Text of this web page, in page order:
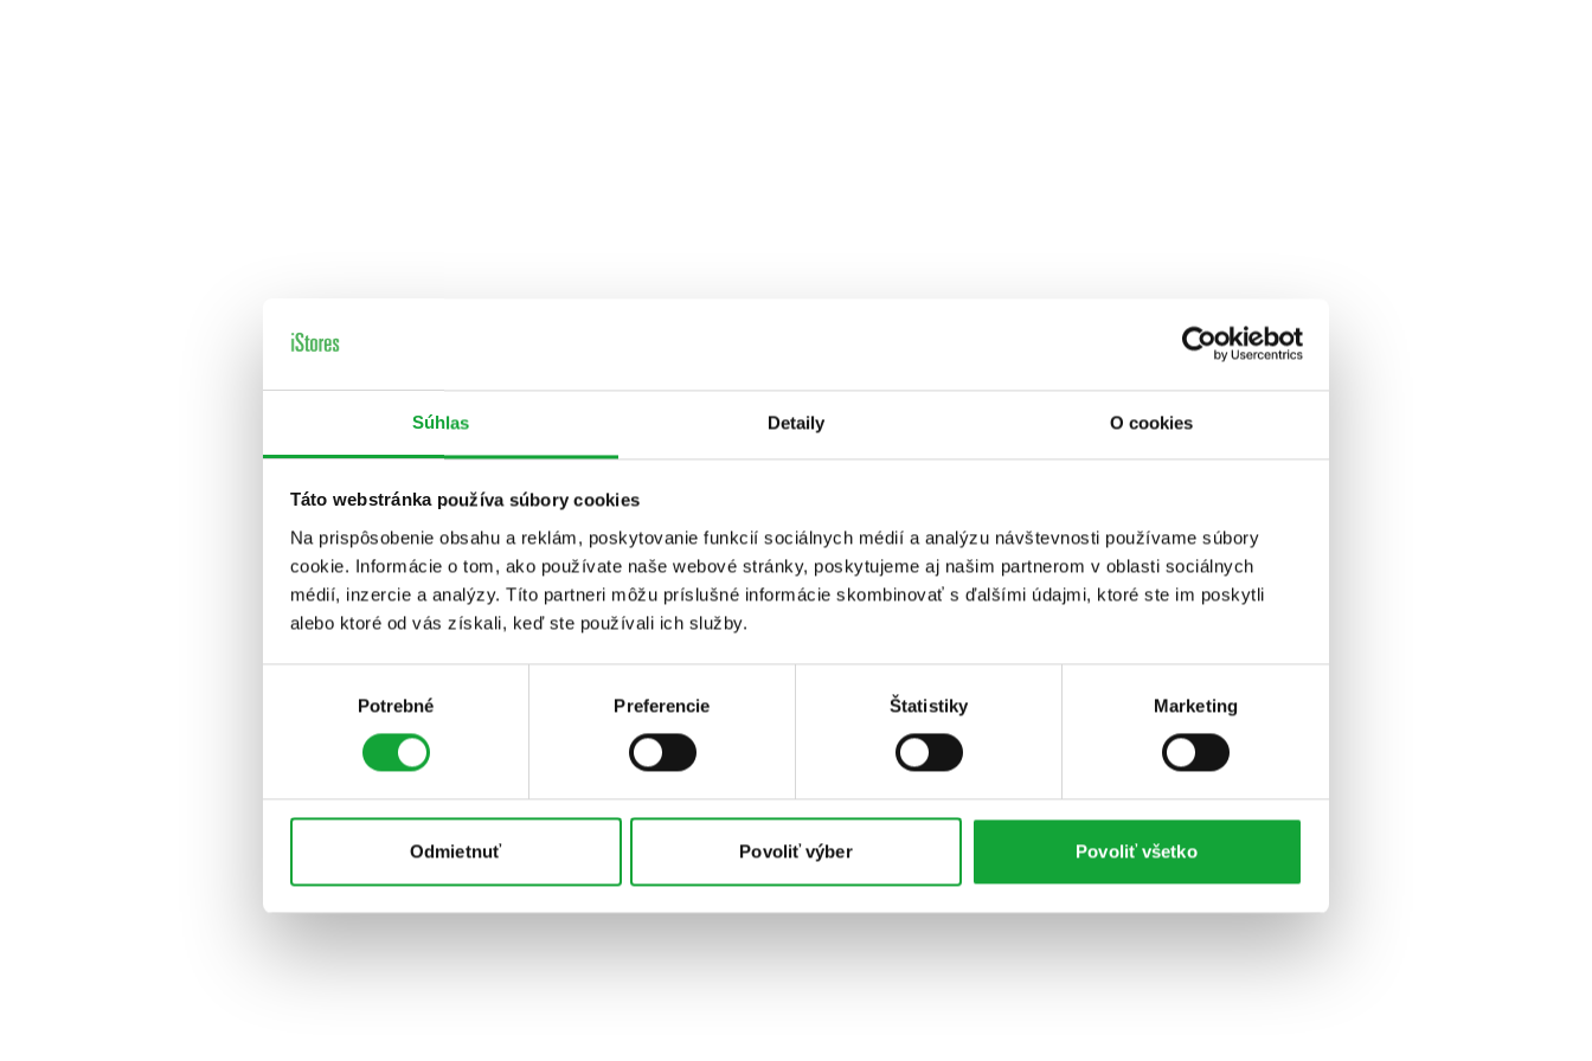
Súhlas Detaily O cookies
Táto webstránka používa súbory cookies
Na prispôsobenie obsahu a reklám, poskytovanie funkcií sociálnych médií a analýzu návštevnosti používame súbory
cookie. Informácie o tom, ako používate naše webové stránky, poskytujeme aj našim partnerom v oblasti sociálnych
médií, inzercie a analýzy. Títo partneri môžu príslušné informácie skombinovať s ďalšími údajmi, ktoré ste im poskytli
alebo ktoré od vás získali, keď ste používali ich služby.
Potrebné Preferencie Štatistiky Marketing
Odmietnuť Povoliť výber Povoliť všetko